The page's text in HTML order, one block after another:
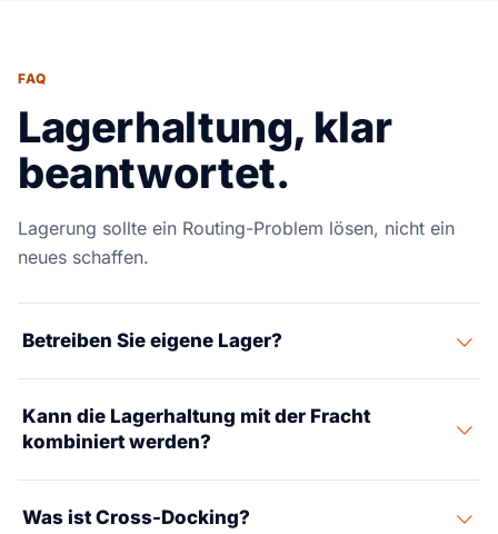
FAQ
Lagerhaltung, klar
beantwortet.
Lagerung sollte ein Routing-Problem lösen, nicht ein
neues schaffen.
Betreiben Sie eigene Lager?
Partnerstandorte, ausgewählt nach Route, Ladung und
Zustellanforderung.
Kann die Lagerhaltung mit der Fracht
kombiniert werden?
können Teil desselben operativen Plans sein.
Was ist Cross-Docking?